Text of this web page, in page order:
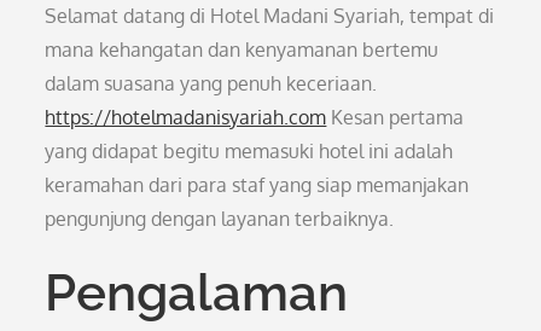
Selamat datang di Hotel Madani Syariah, tempat di
mana kehangatan dan kenyamanan bertemu
dalam suasana yang penuh keceriaan.
https://hotelmadanisyariah.com Kesan pertama
yang didapat begitu memasuki hotel ini adalah
keramahan dari para staf yang siap memanjakan
pengunjung dengan layanan terbaiknya.
Pengalaman